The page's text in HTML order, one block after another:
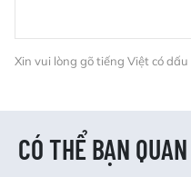
Xin vui lòng gõ tiếng Việt có dấu
CÓ THỂ BẠN